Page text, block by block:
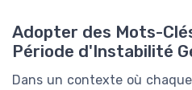
Adopter des Mots-
Période d'Instabilité
Dans un contexte où